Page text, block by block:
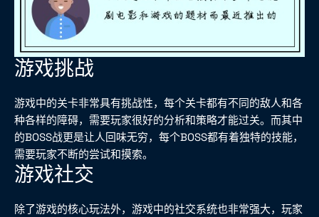
游戏挑战
游戏中的关卡非常具有挑战性，每个关卡都有不同的敌人和各
种各样的障碍，需要玩家很好的分析和策略才能过关。而其中
的BOSS战更是让人回味无穷，每个BOSS都有着独特的技能，
需要玩家不断的尝试和摸索。
游戏社交
除了游戏的核心玩法外，游戏中的社交系统也非常强大，玩家